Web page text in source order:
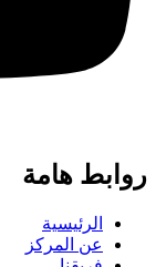
روابط هامة
الرئيسية
عن المركز